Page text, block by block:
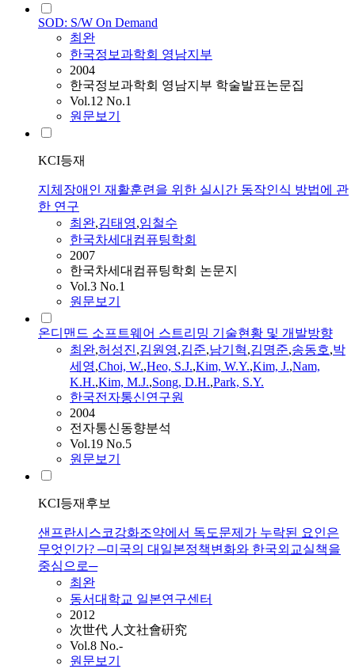
SOD: S/W On Demand
최완
한국정보과학회 영남지부
2004
한국정보과학회 영남지부 학술발표논문집
Vol.12 No.1
원문보기
KCI등재
지체장애인 재활훈련을 위한 실시간 동작인식 방법에 관
한 연구
최완,김태영,임철수
한국차세대컴퓨팅학회
2007
한국차세대컴퓨팅학회 논문지
Vol.3 No.1
원문보기
온디맨드 소프트웨어 스트리밍 기술현황 및 개발방향
최완,허성진,김원영,김준,남기혁,김명준,송동호,박
세영,Choi, W.,Heo, S.J.,Kim, W.Y.,Kim, J.,Nam,
K.H.,Kim, M.J.,Song, D.H.,Park, S.Y.
한국전자통신연구원
2004
전자통신동향분석
Vol.19 No.5
원문보기
KCI등재후보
샌프란시스코강화조약에서 독도문제가 누락된 요인은
무엇인가? ─미국의 대일본정책변화와 한국외교실책을
중심으로─
최완
동서대학교 일본연구센터
2012
次世代 人文社會硏究
Vol.8 No.-
원문보기